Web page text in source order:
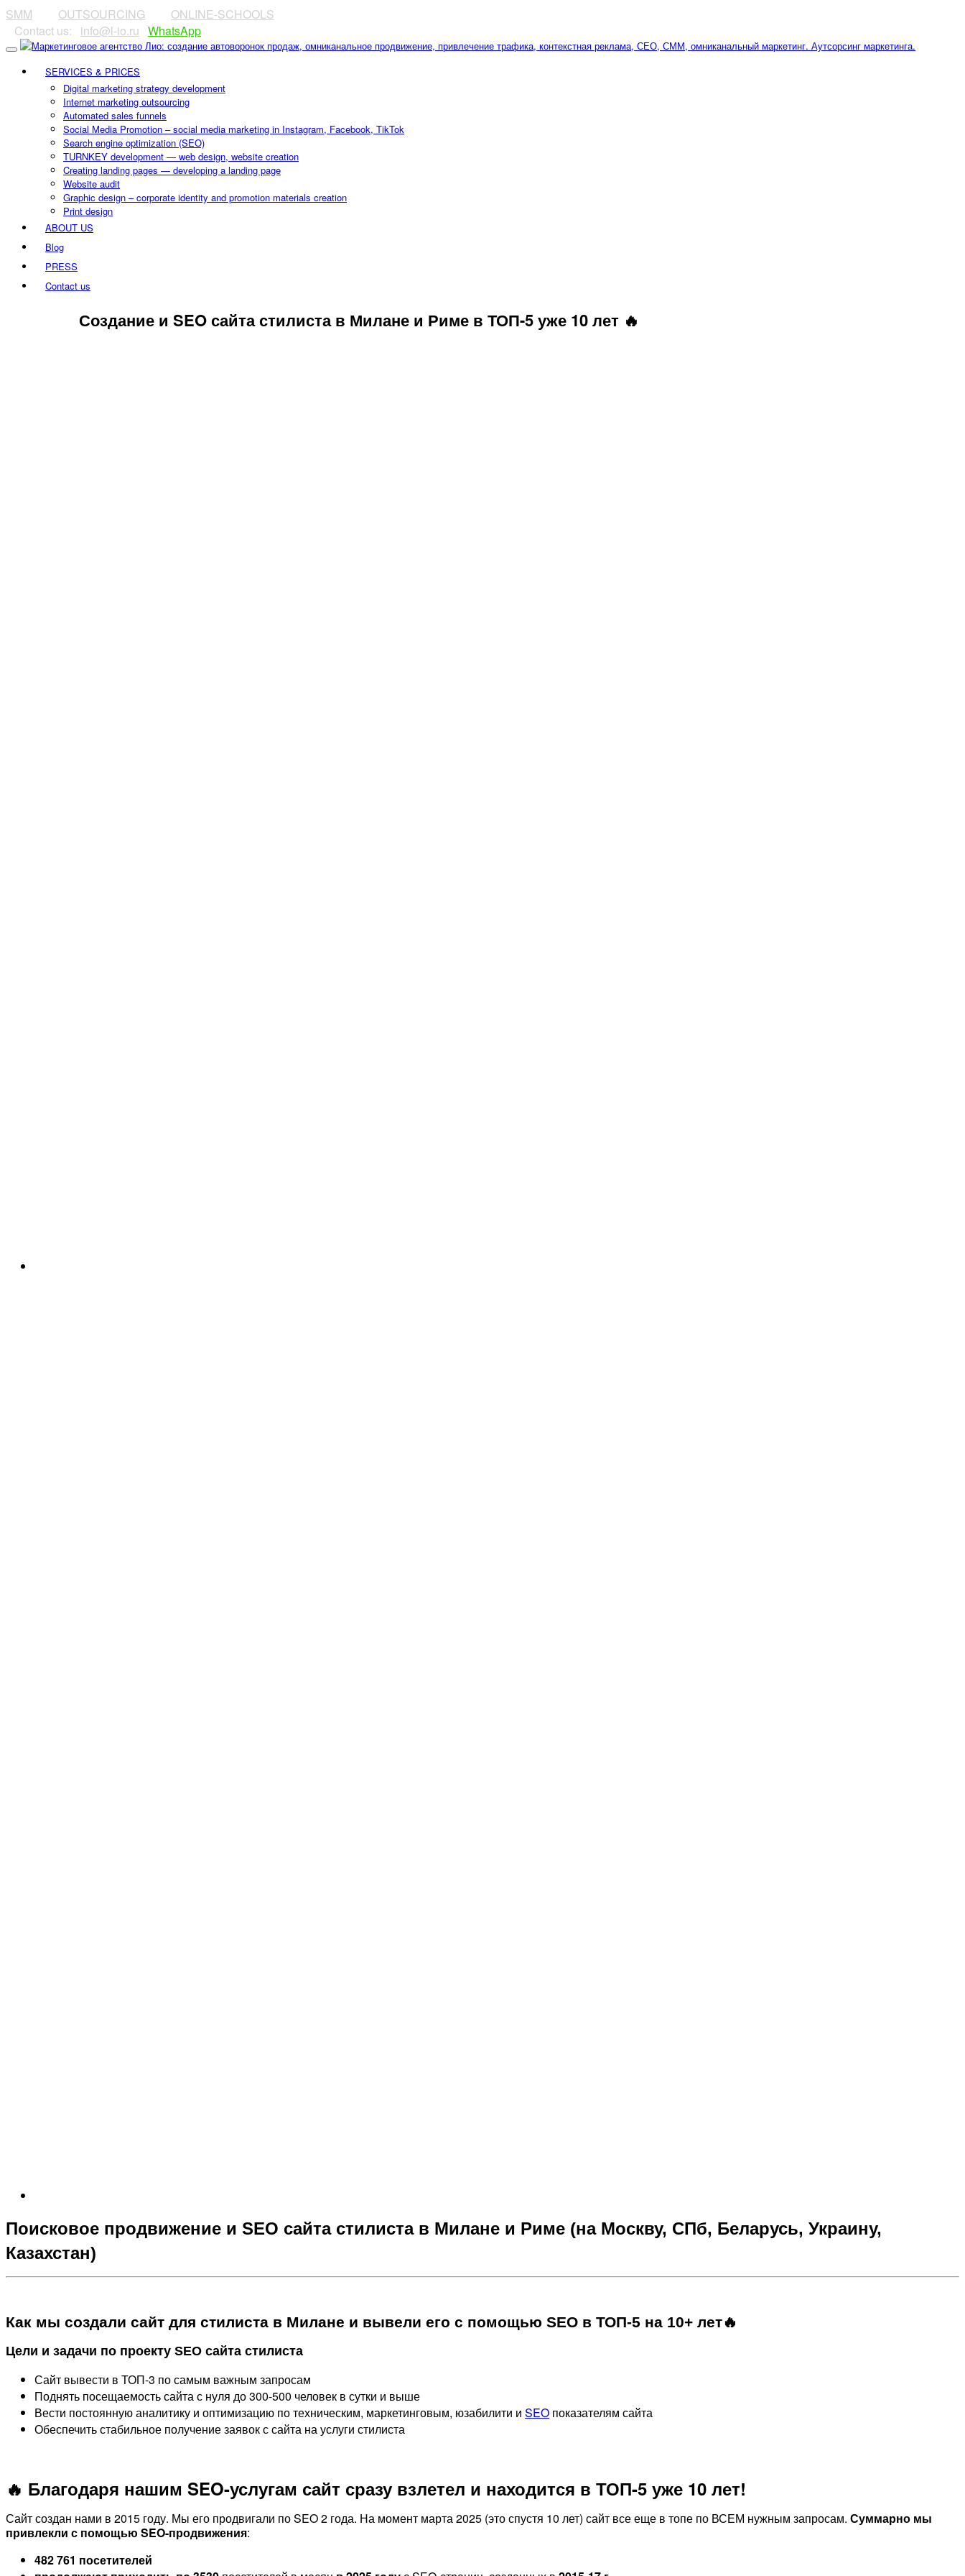
SMM OUTSOURCING
ONLINE-SCHOOLS
⠀Contact us:⠀ info@l-io.ru WhatsApp
SERVICES & PRICES
Digital marketing strategy development
Internet marketing outsourcing
Automated sales funnels
Social Media Promotion – social media marketing in Instagram, Facebook, TikTok
Search engine optimization (SEO)
TURNKEY development — web design, website creation
Creating landing pages — developing a landing page
Website audit
Graphic design – corporate identity and promotion materials creation
Print design
ABOUT US
Blog
PRESS
Contact us
Создание и SEO сайта стилиста в Милане и Риме в ТОП-5 уже 10 лет 🔥
Поисковое продвижение и SEO сайта стилиста в Милане и Риме (на Москву, СПб, Беларусь, Украину,
Казахстан)
Как мы создали сайт для стилиста в Милане и вывели его с помощью SEO в ТОП-5 на 10+ лет🔥
Цели и задачи по проекту SEO сайта стилиста
Сайт вывести в ТОП-3 по самым важным запросам
Поднять посещаемость сайта с нуля до 300-500 человек в сутки и выше
Вести постоянную аналитику и оптимизацию по техническим, маркетинговым, юзабилити и SEO показателям сайта
Обеспечить стабильное получение заявок с сайта на услуги стилиста
🔥 Благодаря нашим SEO-услугам сайт сразу взлетел и находится в ТОП-5 уже 10 лет!
Сайт создан нами в 2015 году. Мы его продвигали по SEO 2 года. На момент марта 2025 (это спустя 10 лет) сайт все еще в топе по ВСЕМ нужным запросам. Суммарно мы
привлекли с помощью SEO-продвижения:
482 761 посетителей